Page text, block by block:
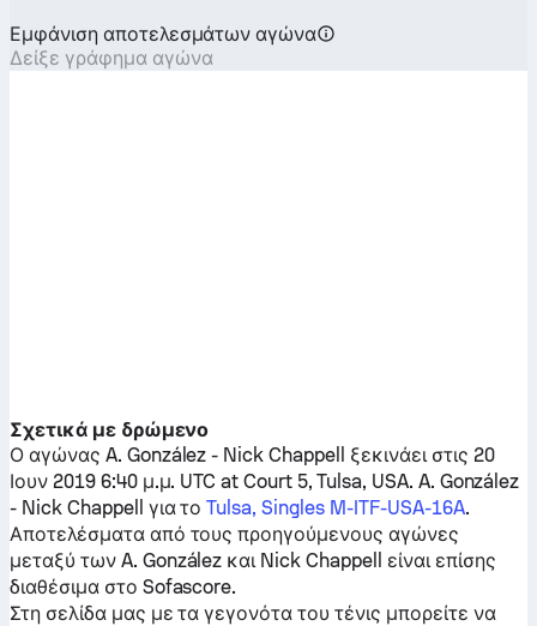
Εμφάνιση αποτελεσμάτων αγώνα
Δείξε γράφημα αγώνα
Σχετικά με δρώμενο
Ο αγώνας A. González - Nick Chappell
ξεκινάει στις 20
Ιουν 2019 6:40 μ.μ. UTC at Court 5, Tulsa, USA. A. González
- Nick Chappell για τοTulsa, Singles M-ITF-USA-16A.
Αποτελέσματα από τους προηγούμενους αγώνες
μεταξύ των A. González και Nick Chappell
είναι επίσης
διαθέσιμα στο Sofascore.
Στη σελίδα μας με τα γεγονότα του τένις μπορείτε να